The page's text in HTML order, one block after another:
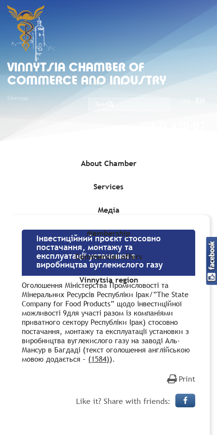
VINNYTSIA CHAMBER OF
COMMERCE AND INDUSTRY
Sitemap
About Chamber
Services
Медіа
Membership
Commercial offers
Vinnytsia region
Інвестиційний проєкт стосовно
Інвестиційний проєкт стосовно
постачання, монтажу та
експлуатації установки з
виробництва вуглекислого газу
Оголошення Міністерства Промисловості та
Мінеральних Ресурсів Республіки Ірак/”The State
Company for Food Products” щодо інвестиційної
можливості 9для участі разом із компаніями
приватного сектору Республіки Ірак) стосовно
постачання, монтажу та експлуатації установки з
виробництва вуглекислого газу на заводі Аль-
Мансур в Багдаді (текст оголошення англійською
мовою додається – (1584)).
Print
Like it? Share with friends: